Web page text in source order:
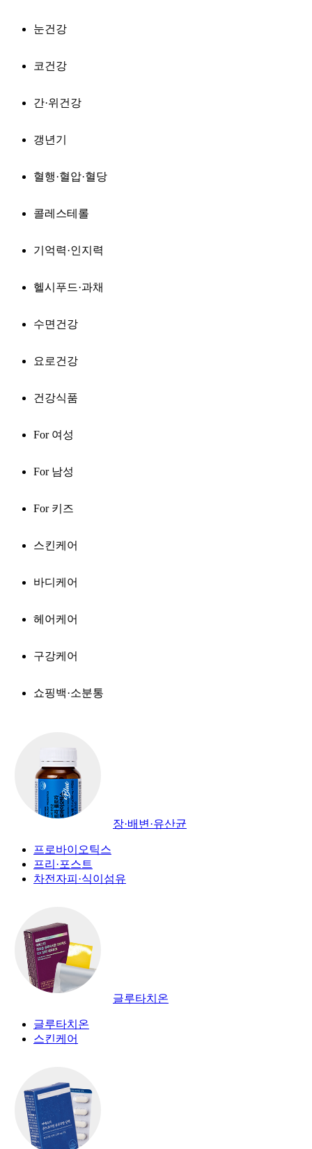
눈건강
코건강
간·위건강
갱년기
혈행·혈압·혈당
콜레스테롤
기억력·인지력
헬시푸드·과채
수면건강
요로건강
건강식품
For 여성
For 남성
For 키즈
스킨케어
바디케어
헤어케어
구강케어
쇼핑백·소분통
장·배변·유산균
프로바이오틱스
프리·포스트
차전자피·식이섬유
글루타치온
글루타치온
스킨케어